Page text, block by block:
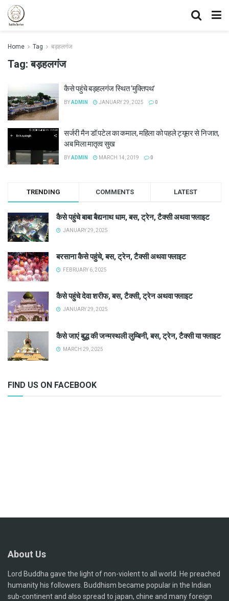
Home Tag बड़हलगंज
Tag:बड़हलगंज
कैसे पहुंचे बड़हलगंज स्थित ‘मुक्तिपथ’
BYADMIN JANUARY 29, 2025 0
सर्जरी मैन डॉ.पटेल का कमाल, महिला को पहले ट्यूमर से निजात,
अब मिला मातृत्व सुख
BYADMIN MARCH 14, 2019 0
TRENDING COMMENTS LATEST
कैसे पहुंचे बाबा बैद्यनाथ धाम, बस, ट्रेन, टैक्सी अथवा फ्लाइट
JANUARY 29, 2025
बरसाना कैसे पहुंचे, बस, ट्रेन, टैक्सी अथवा फ्लाइट
FEBRUARY 6, 2025
कैसे पहुंचे देवा शरीफ, बस, टैक्सी, ट्रेन अथवा फ्लाइट
JANUARY 29, 2025
कैसे जाएं बुद्ध की जन्मस्थली लुम्बिनी, बस, ट्रेन, टैक्सी या फ्लाइट
MARCH 29, 2025
FIND US ON FACEBOOK
About Us
Lord Buddha gave the light of non-violent to all world. He preached
humanity his followers. Buddhism became popular in the Indian
sub-continent and also spread to japan, chine and many foreign